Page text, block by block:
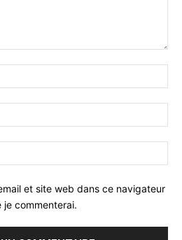
et site web dans ce navigateur
je commenterai.